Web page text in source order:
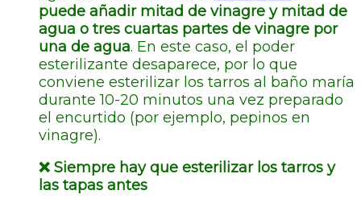
puede añadir mitad de vinagre y mitad de
agua o tres cuartas partes de vinagre por
una de agua. En este caso, el poder
esterilizante desaparece, por lo que
conviene esterilizar los tarros al baño maría
durante 10-20 minutos una vez preparado
el encurtido (por ejemplo, pepinos en
vinagre).
❌ Siempre hay que esterilizar los tarros y
las tapas antes